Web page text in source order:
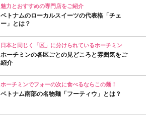
魅力とおすすめの専門店をご紹介
ベトナムのローカルスイーツの代表格「チェ
ー」とは？
日本と同じく「区」に分けられているホーチミン
ホーチミンの各区ごとの見どころと雰囲気をご
紹介
ホーチミンでフォーの次に食べるならこの麺！
ベトナム南部の名物麺「フーティウ」とは？